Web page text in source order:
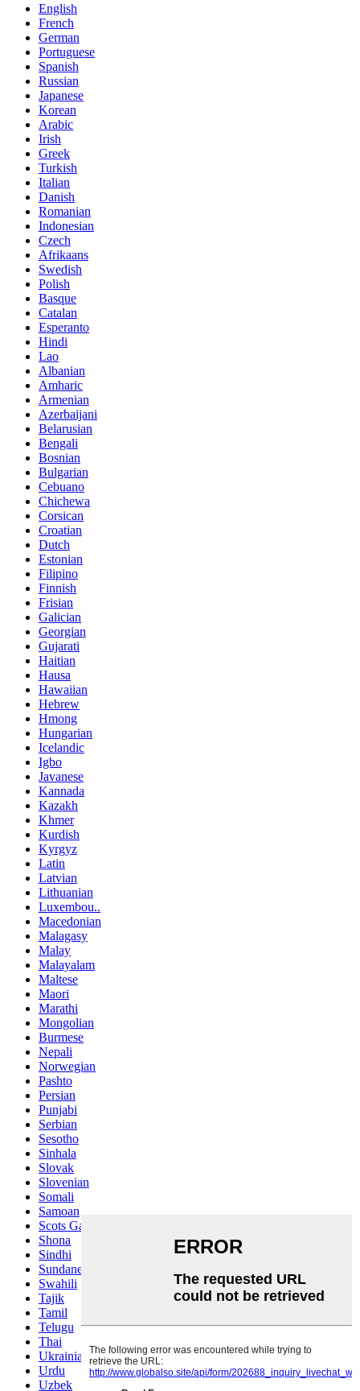
English
French
German
Portuguese
Spanish
Russian
Japanese
Korean
Arabic
Irish
Greek
Turkish
Italian
Danish
Romanian
Indonesian
Czech
Afrikaans
Swedish
Polish
Basque
Catalan
Esperanto
Hindi
Lao
Albanian
Amharic
Armenian
Azerbaijani
Belarusian
Bengali
Bosnian
Bulgarian
Cebuano
Chichewa
Corsican
Croatian
Dutch
Estonian
Filipino
Finnish
Frisian
Galician
Georgian
Gujarati
Haitian
Hausa
Hawaiian
Hebrew
Hmong
Hungarian
Icelandic
Igbo
Javanese
Kannada
Kazakh
Khmer
Kurdish
Kyrgyz
Latin
Latvian
Lithuanian
Luxembou..
Macedonian
Malagasy
Malay
Malayalam
Maltese
Maori
Marathi
Mongolian
Burmese
Nepali
Norwegian
Pashto
Persian
Punjabi
Serbian
Sesotho
Sinhala
Slovak
Slovenian
Somali
Samoan
Scots Gaelic
Shona
Sindhi
Sundanese
Swahili
Tajik
Tamil
Telugu
Thai
Ukrainian
Urdu
Uzbek